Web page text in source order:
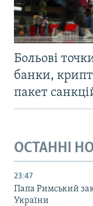
Больові
банки,
пакет
ОСТАННІ
23:47
Папа Римський
України